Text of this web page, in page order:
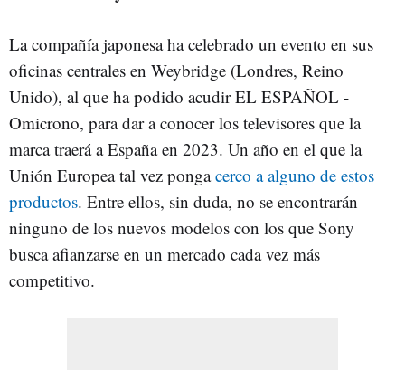
La compañía japonesa ha celebrado un evento en sus
oficinas centrales en Weybridge (Londres, Reino
Unido), al que ha podido acudir EL ESPAÑOL -
Omicrono, para dar a conocer los televisores que la
marca traerá a España en 2023. Un año en el que la
Unión Europea tal vez pongacerco a alguno de estos
productos. Entre ellos, sin duda, no se encontrarán
ninguno de los nuevos modelos con los que Sony
busca afianzarse en un mercado cada vez más
competitivo.